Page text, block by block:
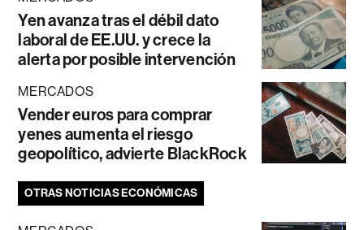
Yen avanza tras el débil dato
laboral de EE.UU. y crece la
alerta por posible intervención
MERCADOS
Vender euros para comprar
yenes aumenta el riesgo
geopolítico, advierte BlackRock
OTRAS NOTICIAS ECONÓMICAS